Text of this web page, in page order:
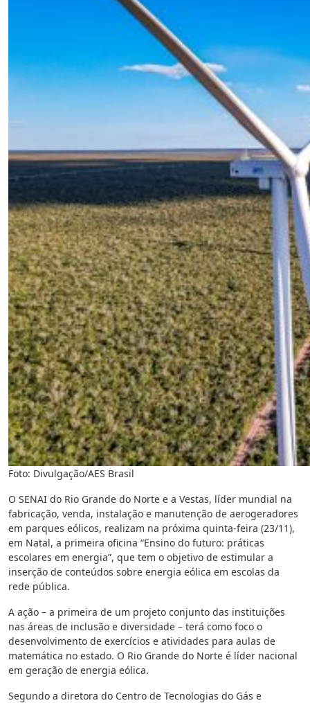
Foto: Divulgação/AES Brasil
O SENAI do Rio Grande do Norte e a Vestas, líder mundial na
fabricação, venda, instalação e manutenção de aerogeradores
em parques eólicos, realizam na próxima quinta-feira (23/11),
em Natal, a primeira oficina “Ensino do futuro: práticas
escolares em energia”, que tem o objetivo de estimular a
inserção de conteúdos sobre energia eólica em escolas da
rede pública.
A ação – a primeira de um projeto conjunto das instituições
nas áreas de inclusão e diversidade – terá como foco o
desenvolvimento de exercícios e atividades para aulas de
matemática no estado. O Rio Grande do Norte é líder nacional
em geração de energia eólica.
Segundo a diretora do Centro de Tecnologias do Gás e